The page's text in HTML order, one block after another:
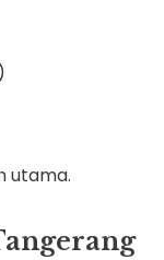
utama.